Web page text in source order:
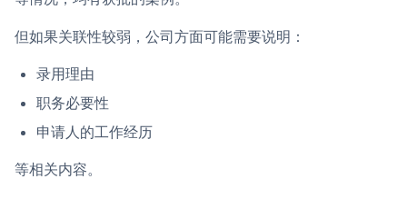
但如果关联性较弱，公司方面可能需要说明：
录用理由
职务必要性
申请人的工作经历
等相关内容。